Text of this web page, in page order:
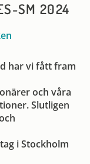
SM 2024
har vi fått fram
och våra
Slutligen
i Stockholm